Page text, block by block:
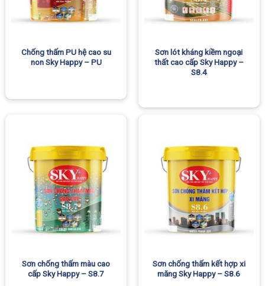
Chống thấm PU hệ cao su
non Sky Happy – PU
Sơn lót kháng kiềm ngoại
thất cao cấp Sky Happy –
S8.4
Sơn chống thấm màu cao
cấp Sky Happy – S8.7
Sơn chống thấm kết hợp xi
măng Sky Happy – S8.6